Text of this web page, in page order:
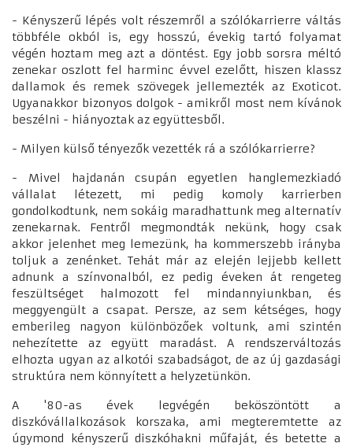
- Kényszerű lépés volt részemről a szólókarrierre váltás
többféle okból is, egy hosszú, évekig tartó folyamat
végén hoztam meg azt a döntést. Egy jobb sorsra méltó
zenekar oszlott fel harminc évvel ezelőtt, hiszen klassz
dallamok és remek szövegek jellemezték az Exoticot.
Ugyanakkor bizonyos dolgok - amikről most nem kívánok
beszélni - hiányoztak az együttesből.
- Milyen külső tényezők vezették rá a szólókarrierre?
- Mivel hajdanán csupán egyetlen hanglemezkiadó
vállalat létezett, mi pedig komoly karrierben
gondolkodtunk, nem sokáig maradhattunk meg alternatív
zenekarnak. Fentről megmondták nekünk, hogy csak
akkor jelenhet meg lemezünk, ha kommerszebb irányba
toljuk a zenénket. Tehát már az elején lejjebb kellett
adnunk a színvonalból, ez pedig éveken át rengeteg
feszültséget halmozott fel mindannyiunkban, és
meggyengült a csapat. Persze, az sem kétséges, hogy
emberileg nagyon különbözőek voltunk, ami szintén
nehezítette az együtt maradást. A rendszerváltozás
elhozta ugyan az alkotói szabadságot, de az új gazdasági
struktúra nem könnyített a helyzetünkön.
A '80-as évek legvégén beköszöntött a
diszkóvállalkozások korszaka, ami megteremtette az
úgymond kényszerű diszkóhakni műfaját, és betette a